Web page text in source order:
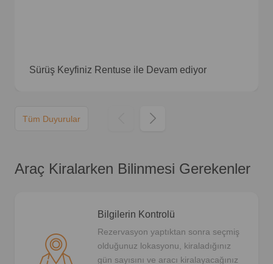
Sürüş Keyfiniz Rentuse ile Devam ediyor
Tüm Duyurular
Araç Kiralarken Bilinmesi Gerekenler
Bilgilerin Kontrolü
Rezervasyon yaptıktan sonra seçmiş
olduğunuz lokasyonu, kiraladığınız
gün sayısını ve aracı kiralayacağınız